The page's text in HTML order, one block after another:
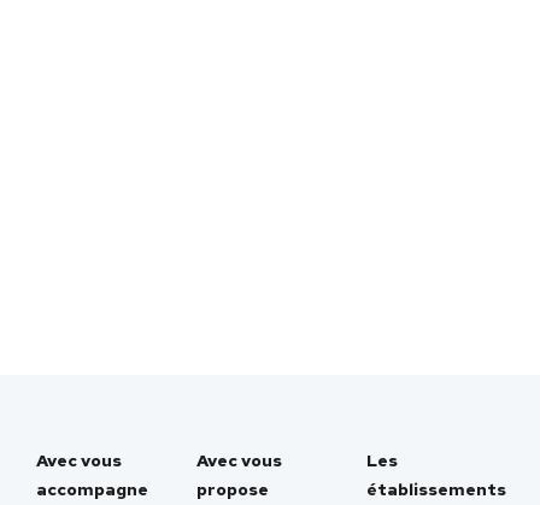
Avec vous
accompagne
Avec vous
propose
Les
établissements